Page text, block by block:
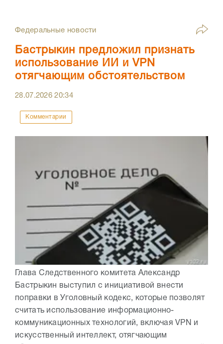
Федеральные новости
Бастрыкин предложил признать
использование ИИ и VPN
отягчающим обстоятельством
28.07.202620:34
Комментарии
Глава Следственного комитета Александр
Бастрыкин выступил с инициативой внести
поправки в Уголовный кодекс, которые позволят
считать использование информационно-
коммуникационных технологий, включая VPN и
искусственный интеллект, отягчающим